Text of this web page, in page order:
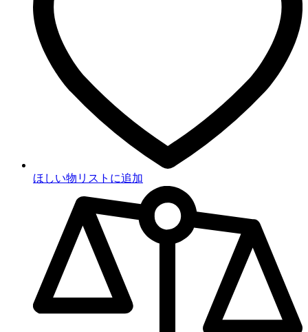
ほしい物リストに追加